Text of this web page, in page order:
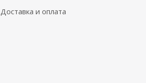
Доставка и оплата